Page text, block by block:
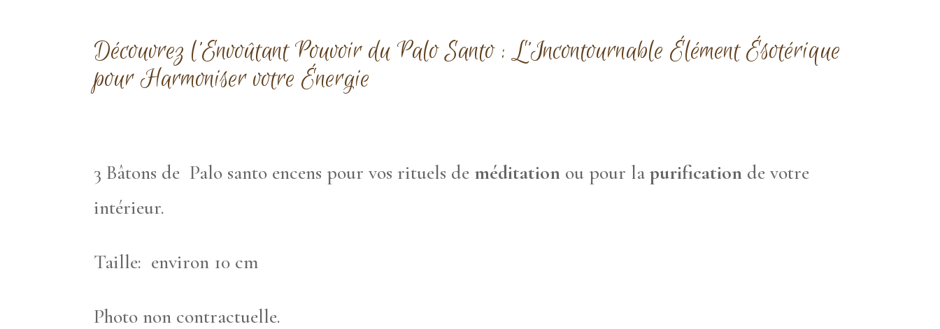
Découvrez l’Envoûtant Pouvoir du Palo Santo : L’Incontournable Élément Ésotérique
pour Harmoniser votre Énergie
3 Bâtons de Palo santo encens pour vos rituels de méditation ou pour lapurification de votre
intérieur.
Taille: environ 10 cm
Photo non contractuelle.